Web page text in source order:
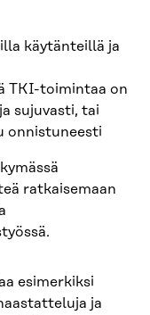
käytänteillä ja
TKI-toimintaa on
sujuvasti, tai
onnistuneesti
ratkaisemaan
esimerkiksi
ja